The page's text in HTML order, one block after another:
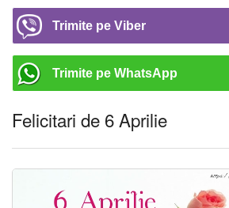
Trimite pe Viber
Trimite pe WhatsApp
Felicitari de 6 Aprilie